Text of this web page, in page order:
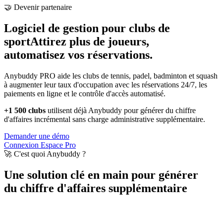
🤝 Devenir partenaire
Logiciel de gestion pour clubs de
sportAttirez plus de joueurs,
automatisez vos réservations.
Anybuddy PRO aide les clubs de tennis, padel, badminton et squash
à augmenter leur taux d'occupation avec les réservations 24/7, les
paiements en ligne et le contrôle d'accès automatisé.
+1 500 clubs utilisent déjà Anybuddy pour générer du chiffre
d'affaires incrémental sans charge administrative supplémentaire.
Demander une démo
Connexion Espace Pro
🚀 C'est quoi Anybuddy ?
Une solution clé en main pour générer
du chiffre d'affaires supplémentaire